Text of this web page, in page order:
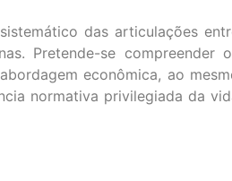
das articulações
Pretende-se compreender
econômica, ao
normativa privilegiada da